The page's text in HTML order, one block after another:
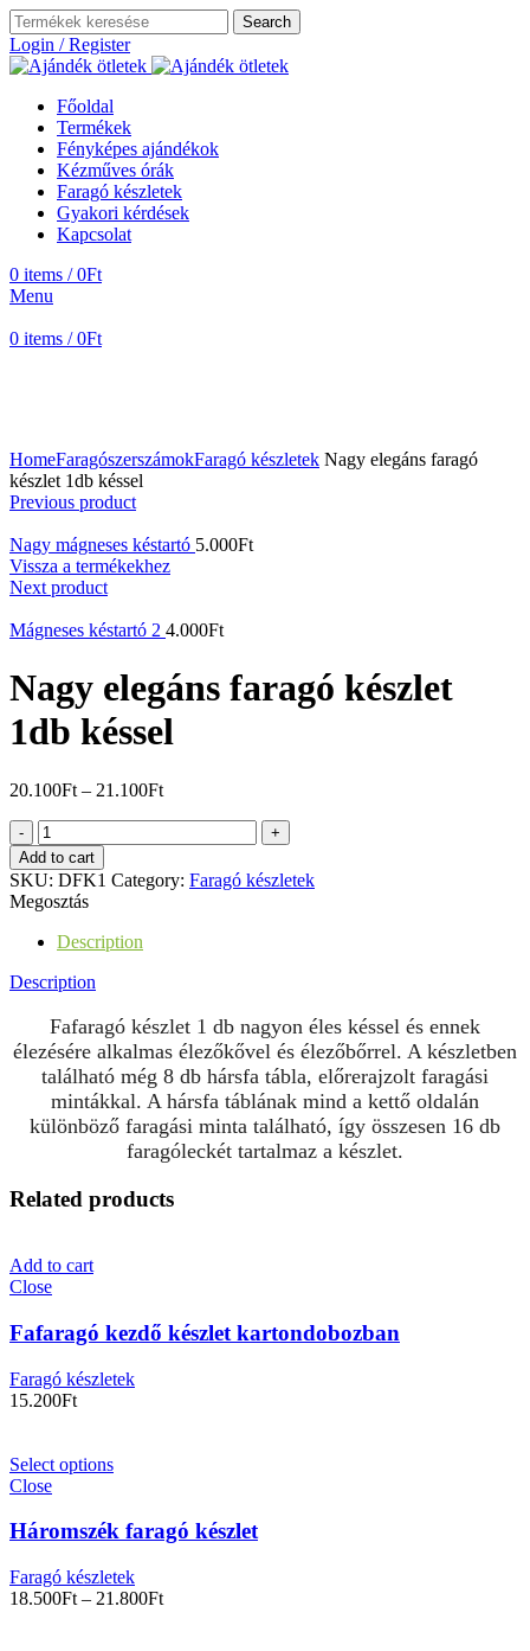
Search
Login / Register
Főoldal
Termékek
Fényképes ajándékok
Kézműves órák
Faragó készletek
Gyakori kérdések
Kapcsolat
0 items / 0Ft
Menu
0 items / 0Ft
HomeFaragószerszámokFaragó készletek Nagy elegáns faragó
készlet 1db késsel
Previous product
Nagy mágneses késtartó 5.000Ft
Vissza a termékekhez
Next product
Mágneses késtartó 2 4.000Ft
Nagy elegáns faragó készlet
1db késsel
20.100Ft – 21.100Ft
Nagy
elegáns
faragó
készlet
1db
késsel
quantity
Add to cart
SKU: DFK1 Category: Faragó készletek
Megosztás
Description
Description
Fafaragó készlet 1 db nagyon éles késsel és ennek
élezésére alkalmas élezőkővel és élezőbőrrel. A készletben
található még 8 db hársfa tábla, előrerajzolt faragási
mintákkal. A hársfa táblának mind a kettő oldalán
különböző faragási minta található, így összesen 16 db
faragóleckét tartalmaz a készlet.
Related products
Add to cart
Close
Fafaragó kezdő készlet kartondobozban
Faragó készletek
15.200Ft
Select options
Close
Háromszék faragó készlet
Faragó készletek
18.500Ft – 21.800Ft